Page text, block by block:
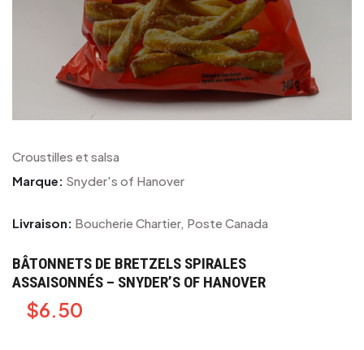
Croustilles et salsa
Marque: Snyder's of Hanover
Livraison: Boucherie Chartier, Poste Canada
BÂTONNETS DE BRETZELS SPIRALES
ASSAISONNÉS – SNYDER’S OF HANOVER
$6.50